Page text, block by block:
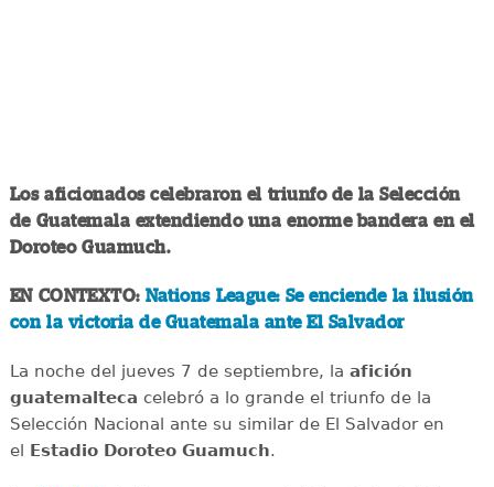
Los aficionados celebraron el triunfo de la Selección
de Guatemala extendiendo una enorme bandera en el
Doroteo Guamuch.
EN CONTEXTO: Nations League: Se enciende la ilusión
con la victoria de Guatemala ante El Salvador
La noche del jueves 7 de septiembre, la afición
guatemalteca celebró a lo grande el triunfo de la
Selección Nacional ante su similar de El Salvador en
el Estadio Doroteo Guamuch.